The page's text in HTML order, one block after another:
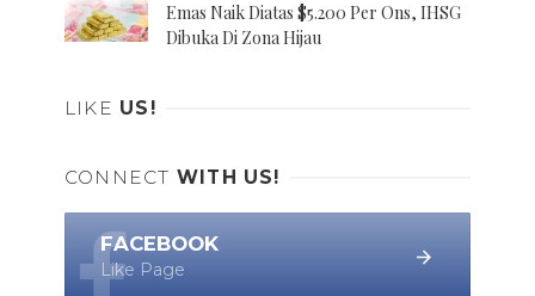
Emas Naik Diatas $5.200 Per Ons, IHSG
Dibuka Di Zona Hijau
LIKE US!
CONNECT WITH US!
FACEBOOK
Like Page